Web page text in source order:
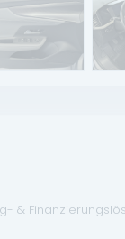
&